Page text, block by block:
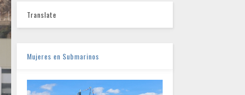
Translate
Mujeres en Submarinos